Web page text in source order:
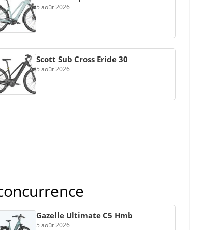
5 août 2026
Scott Sub Cross Eride 30
5 août 2026
Gazelle Ultimate C5 Hmb
5 août 2026